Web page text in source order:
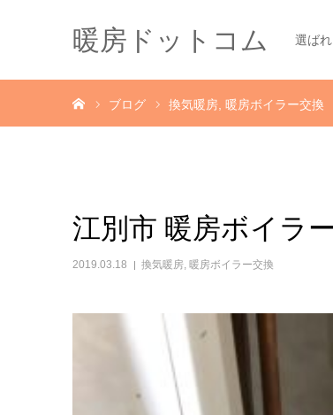
暖房ドットコム 選ば
ブログ 換気暖房 暖房ボイラー交換
江別市 暖房ボイラ
2019.03.18 換気暖房, 暖房ボイラー交換